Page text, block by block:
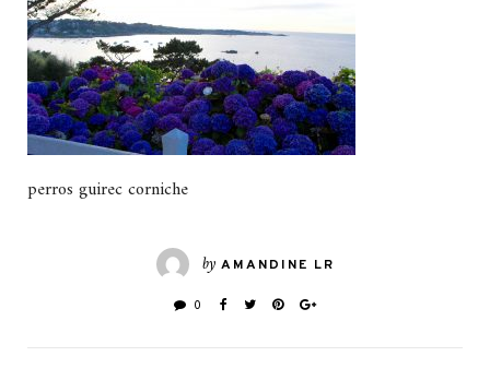
perros guirec corniche
by AMANDINE LR
0